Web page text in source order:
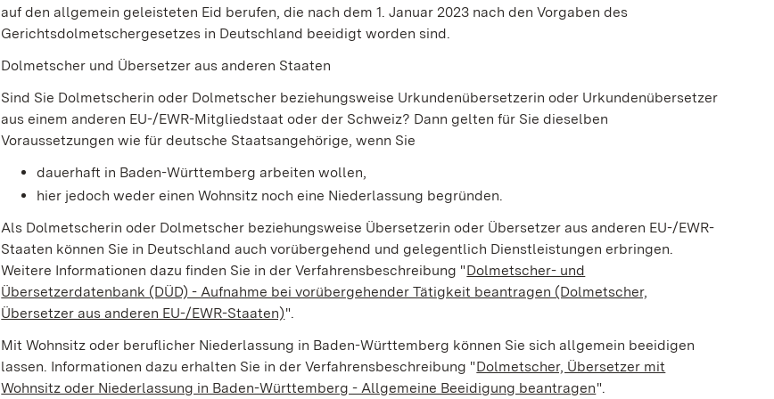
auf den allgemein geleisteten Eid berufen, die nach dem 1. Januar 2023 nach den Vorgaben des
Gerichtsdolmetschergesetzes in Deutschland beeidigt worden sind.
Dolmetscher und Übersetzer aus anderen Staaten
Sind Sie Dolmetscherin oder Dolmetscher beziehungsweise Urkundenübersetzerin oder Urkundenübersetzer
aus einem anderen EU-/EWR-Mitgliedstaat oder der Schweiz? Dann gelten für Sie dieselben
Voraussetzungen wie für deutsche Staatsangehörige, wenn Sie
dauerhaft in Baden-Württemberg arbeiten wollen,
hier jedoch weder einen Wohnsitz noch eine Niederlassung begründen.
Als Dolmetscherin oder Dolmetscher beziehungsweise Übersetzerin oder Übersetzer aus anderen EU-/EWR-
Staaten können Sie in Deutschland auch vorübergehend und gelegentlich Dienstleistungen erbringen.
Weitere Informationen dazu finden Sie in der Verfahrensbeschreibung "Dolmetscher- und
Übersetzerdatenbank (DÜD) - Aufnahme bei vorübergehender Tätigkeit beantragen (Dolmetscher,
Übersetzer aus anderen EU-/EWR-Staaten)".
Mit Wohnsitz oder beruflicher Niederlassung in Baden-Württemberg können Sie sich allgemein beeidigen
lassen. Informationen dazu erhalten Sie in der Verfahrensbeschreibung "Dolmetscher, Übersetzer mit
Wohnsitz oder Niederlassung in Baden-Württemberg - Allgemeine Beeidigung beantragen".